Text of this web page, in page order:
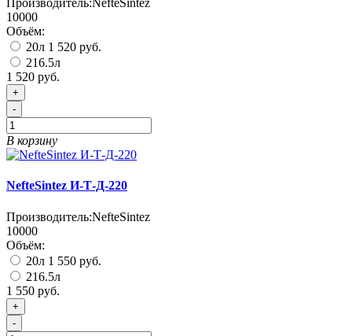
Производитель:NefteSintez
10000
Объём:
20л 1 520 руб.
216.5л
1 520 руб.
+
-
В корзину
NefteSintez И-Т-Д-220
Производитель:NefteSintez
10000
Объём:
20л 1 550 руб.
216.5л
1 550 руб.
+
-